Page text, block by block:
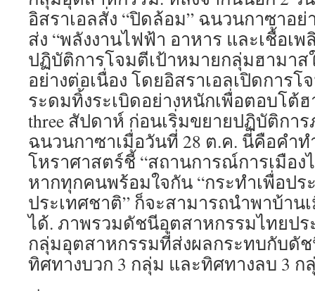
อิสราเอลสั่ง “ปิดล้อม” ฉนวนกาซาอ
ส่ง “พลังงานไฟฟ้า อาหาร และเชื้อเ
ปฏิบัติการโจมตีเป้าหมายกลุ่มฮามาส
อย่างต่อเนื่อง โดยอิสราเอลเปิดการ
ระดมทิ้งระเบิดอย่างหนักเพื่อตอบโต้ฮ
three สัปดาห์ ก่อนเริ่มขยายปฏิบัติกา
ฉนวนกาซาเมื่อวันที่ 28 ต.ค. นี่คือคำ
โหราศาสตร์ชี้ “สถานการณ์การเมือง
หากทุกคนพร้อมใจกัน “กระทำเพื่อป
ประเทศชาติ” ก็จะสามารถนำพาบ้าน
ได้. ภาพรวมดัชนีอุตสาหกรรมไทยปร
กลุ่มอุตสาหกรรมที่ส่งผลกระทบกับดั
ทิศทางบวก 3 กลุ่ม และทิศทางลบ 3 ก